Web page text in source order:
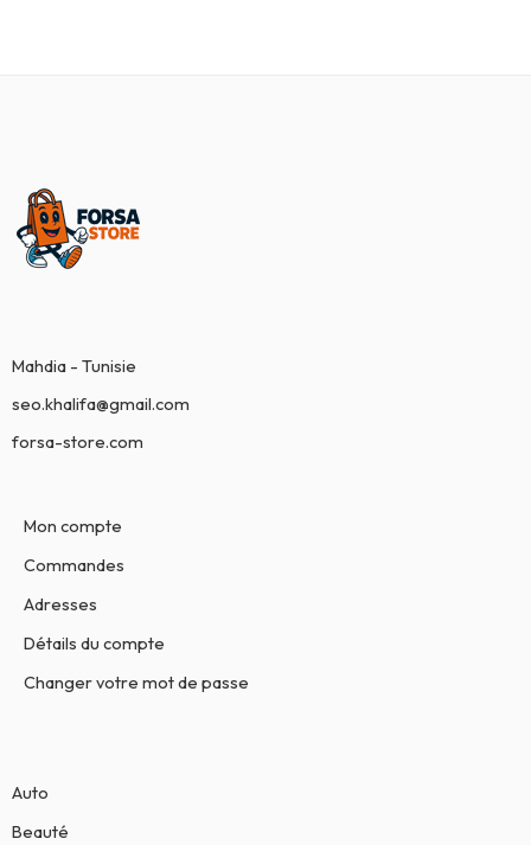
Mahdia - Tunisie
seo.khalifa@gmail.com
forsa-store.com
Mon compte
Commandes
Adresses
Détails du compte
Changer votre mot de passe
Auto
Beauté